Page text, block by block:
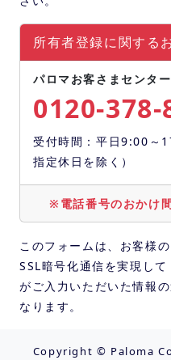
所有者登録に関する
パロマお客さまセンター
0120-378-
受付時間：平日9:00～
指定休日を除く）
※電話番号のおかけ
このフォームは、お客様
SSL暗号化通信を実現し
がご入力いただいた情報
なります。
Copyright © Paloma